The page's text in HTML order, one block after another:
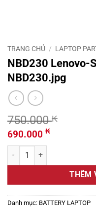
TRANG CHỦ / LAPTOP
NBD230 Lenovo-
NBD230.jpg
750.000₭
Giá
gốc
là:
750.000 ₭.
690.000 ₭Giá
là:
NBD230 Lenovo-S400-
THÊM
Danh mục: BATTERY LAPTOP